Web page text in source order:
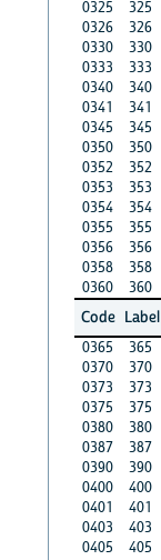
0325
325
0326
326
0330
330
0333
333
0340
340
0341
341
0345
345
0350
350
0352
352
0353
353
0354
354
0355
355
0356
356
0358
358
0360
360
Code Label
0365
365
0370
370
0373
373
0375
375
0380
380
0387
387
0390
390
0400
400
0401
401
0403
403
0405
405